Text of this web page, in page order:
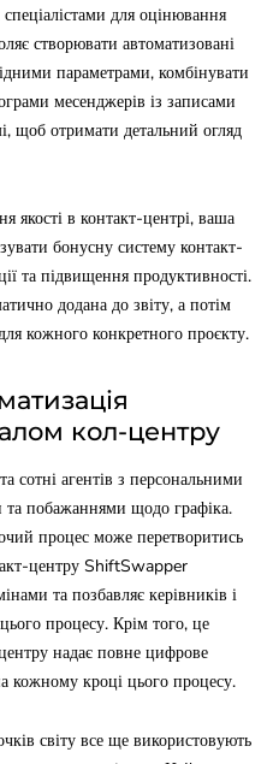
для оцінювання
створювати автоматизовані
параметрами, комбінувати
месенджерів із записами
щоб отримати детальний огляд
якості в контакт-центрі, ваша
бонусну систему контакт-
та підвищення продуктивності.
додана до звіту, а потім
кожного конкретного проєкту.
кол-центру
сотні агентів з персональними
та побажаннями щодо графіка.
процес може перетворитись
центру ShiftSwapper
та позбавляє керівників і
процесу. Крім того, це
надає повне цифрове
кожному кроці цього процесу.
світу все ще використовують